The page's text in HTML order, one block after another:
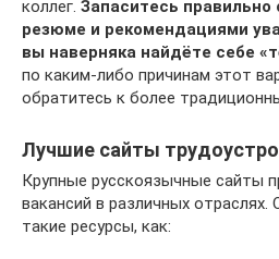
коллег. Запаситесь
резюме и рекомендациями
вы наверняка найдёте себе
по каким-либо причинам этот
обратитесь к более
Лучшие сайты
Крупные русскоязычные сайты
вакансий в различных отраслях.
такие ресурсы, как: